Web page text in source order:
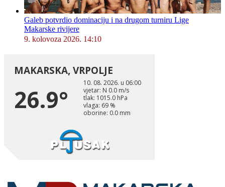
Galeb potvrdio dominaciju i na drugom turniru Lige
Makarske rivijere
9. kolovoza 2026. 14:10